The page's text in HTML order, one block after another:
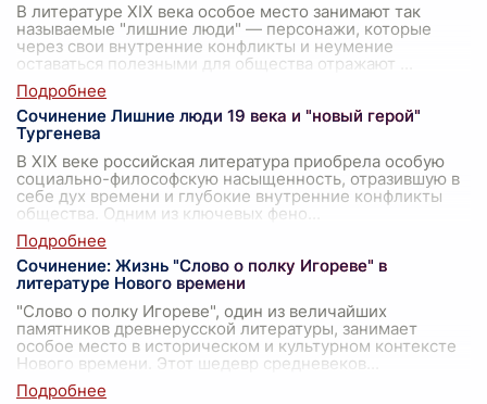
В литературе XIX века особое место занимают так
называемые "лишние люди" — персонажи, которые
через свои внутренние конфликты и неумение
оставаться полезными для общества отражают
Сочинение Лишние люди 19 века и "новый герой"
Тургенева
В XIX веке российская литература приобрела особую
социально-философскую насыщенность, отразившую в
себе дух времени и глубокие внутренние конфликты
общества. Одним из ключевых фено
Сочинение: Жизнь "Слово о полку Игореве" в
литературе Нового времени
"Слово о полку Игореве", один из величайших
памятников древнерусской литературы, занимает
особое место в историческом и культурном контексте
Нового времени. Этот шедевр средневеков